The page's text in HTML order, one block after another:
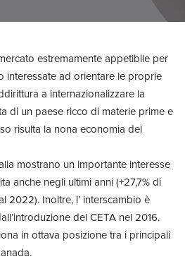
estremamente appetibile per
interessate ad orientare le proprie
a internazionalizzare la
di un paese ricco di materie prime e
risulta la nona economia del
mostrano un importante interesse
anche negli ultimi anni (+27,7% di
2022). Inoltre, l’ interscambio è
del CETA nel 2016.
in ottava posizione tra i principali